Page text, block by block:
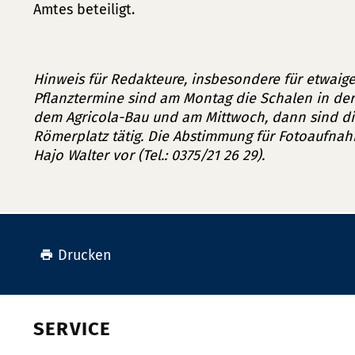
Amtes beteiligt.
Hinweis für Redakteure, insbesondere für
Pflanztermine sind am Montag die Schalen in
dem Agricola-Bau und am Mittwoch, dann sind
Römerplatz tätig. Die Abstimmung für
Hajo Walter vor (Tel.: 0375/21 26 29).
Drucken
SERVICE